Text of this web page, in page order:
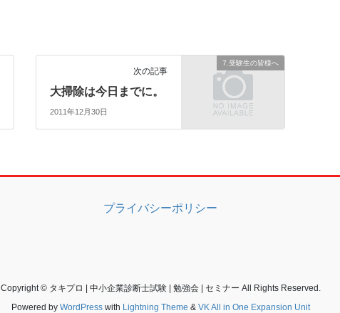
7.受験生の皆様へ
次の記事
大掃除は今日までに。
2011年12月30日
プライバシーポリシー
Copyright © タキプロ | 中小企業診断士試験 | 勉強会 | セミナー All Rights Reserved.
Powered by WordPresswith Lightning Theme & VK All in One Expansion Unit